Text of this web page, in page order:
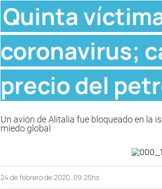
Quinta
coronavirus;
precio del
Un avión de Alitalia fue bloqueado en la
miedo global
24 de febrero de 2020, 09:25hs